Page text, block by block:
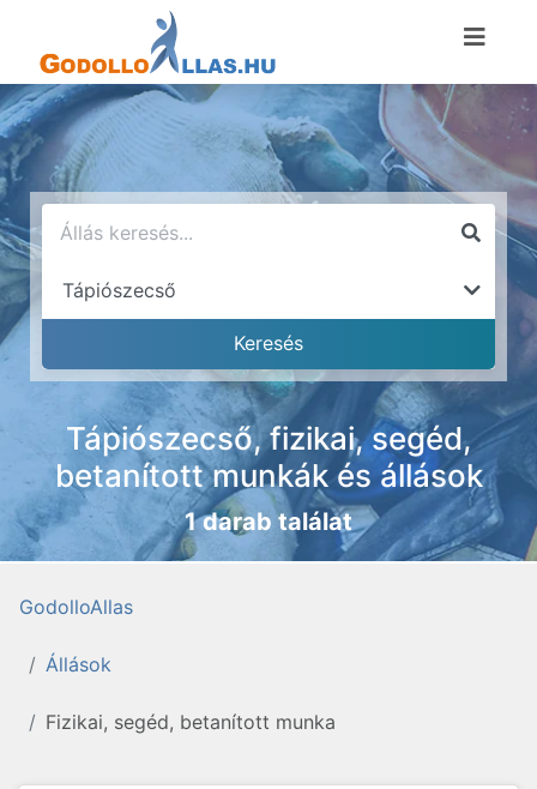
Tápiószecső, fizikai, segéd,
betanított munkák és állások
1 darab találat
GodolloAllas
Állások
Fizikai, segéd, betanított munka